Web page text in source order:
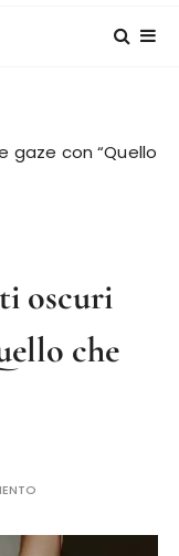
gaze con “Quello
oscuri
che